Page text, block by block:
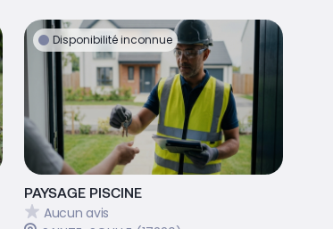
Disponibilité inconnue
PAYSAGE PISCINE
Aucun avis